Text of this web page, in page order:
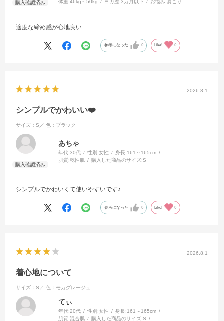
体重:46kg～50kg ヨガ歴:3カ月以下 お悩み:肩こり
適度な締め感が心地良い
参考になった 0 Like! 0
2026.8.1
シンプルでかわいい❤️
サイズ：S／ 色：ブラック
あちゃ
年代:30代 性別:女性 身長:161～165cm
肌質:乾性肌 購入した商品のサイズ:S
シンプルでかわいくて使いやすいです♪
参考になった 0 Like! 0
2026.8.1
着心地について
サイズ：S／ 色：モカグレージュ
てぃ
年代:20代 性別:女性 身長:161～165cm
肌質:混合肌 購入した商品のサイズ:S